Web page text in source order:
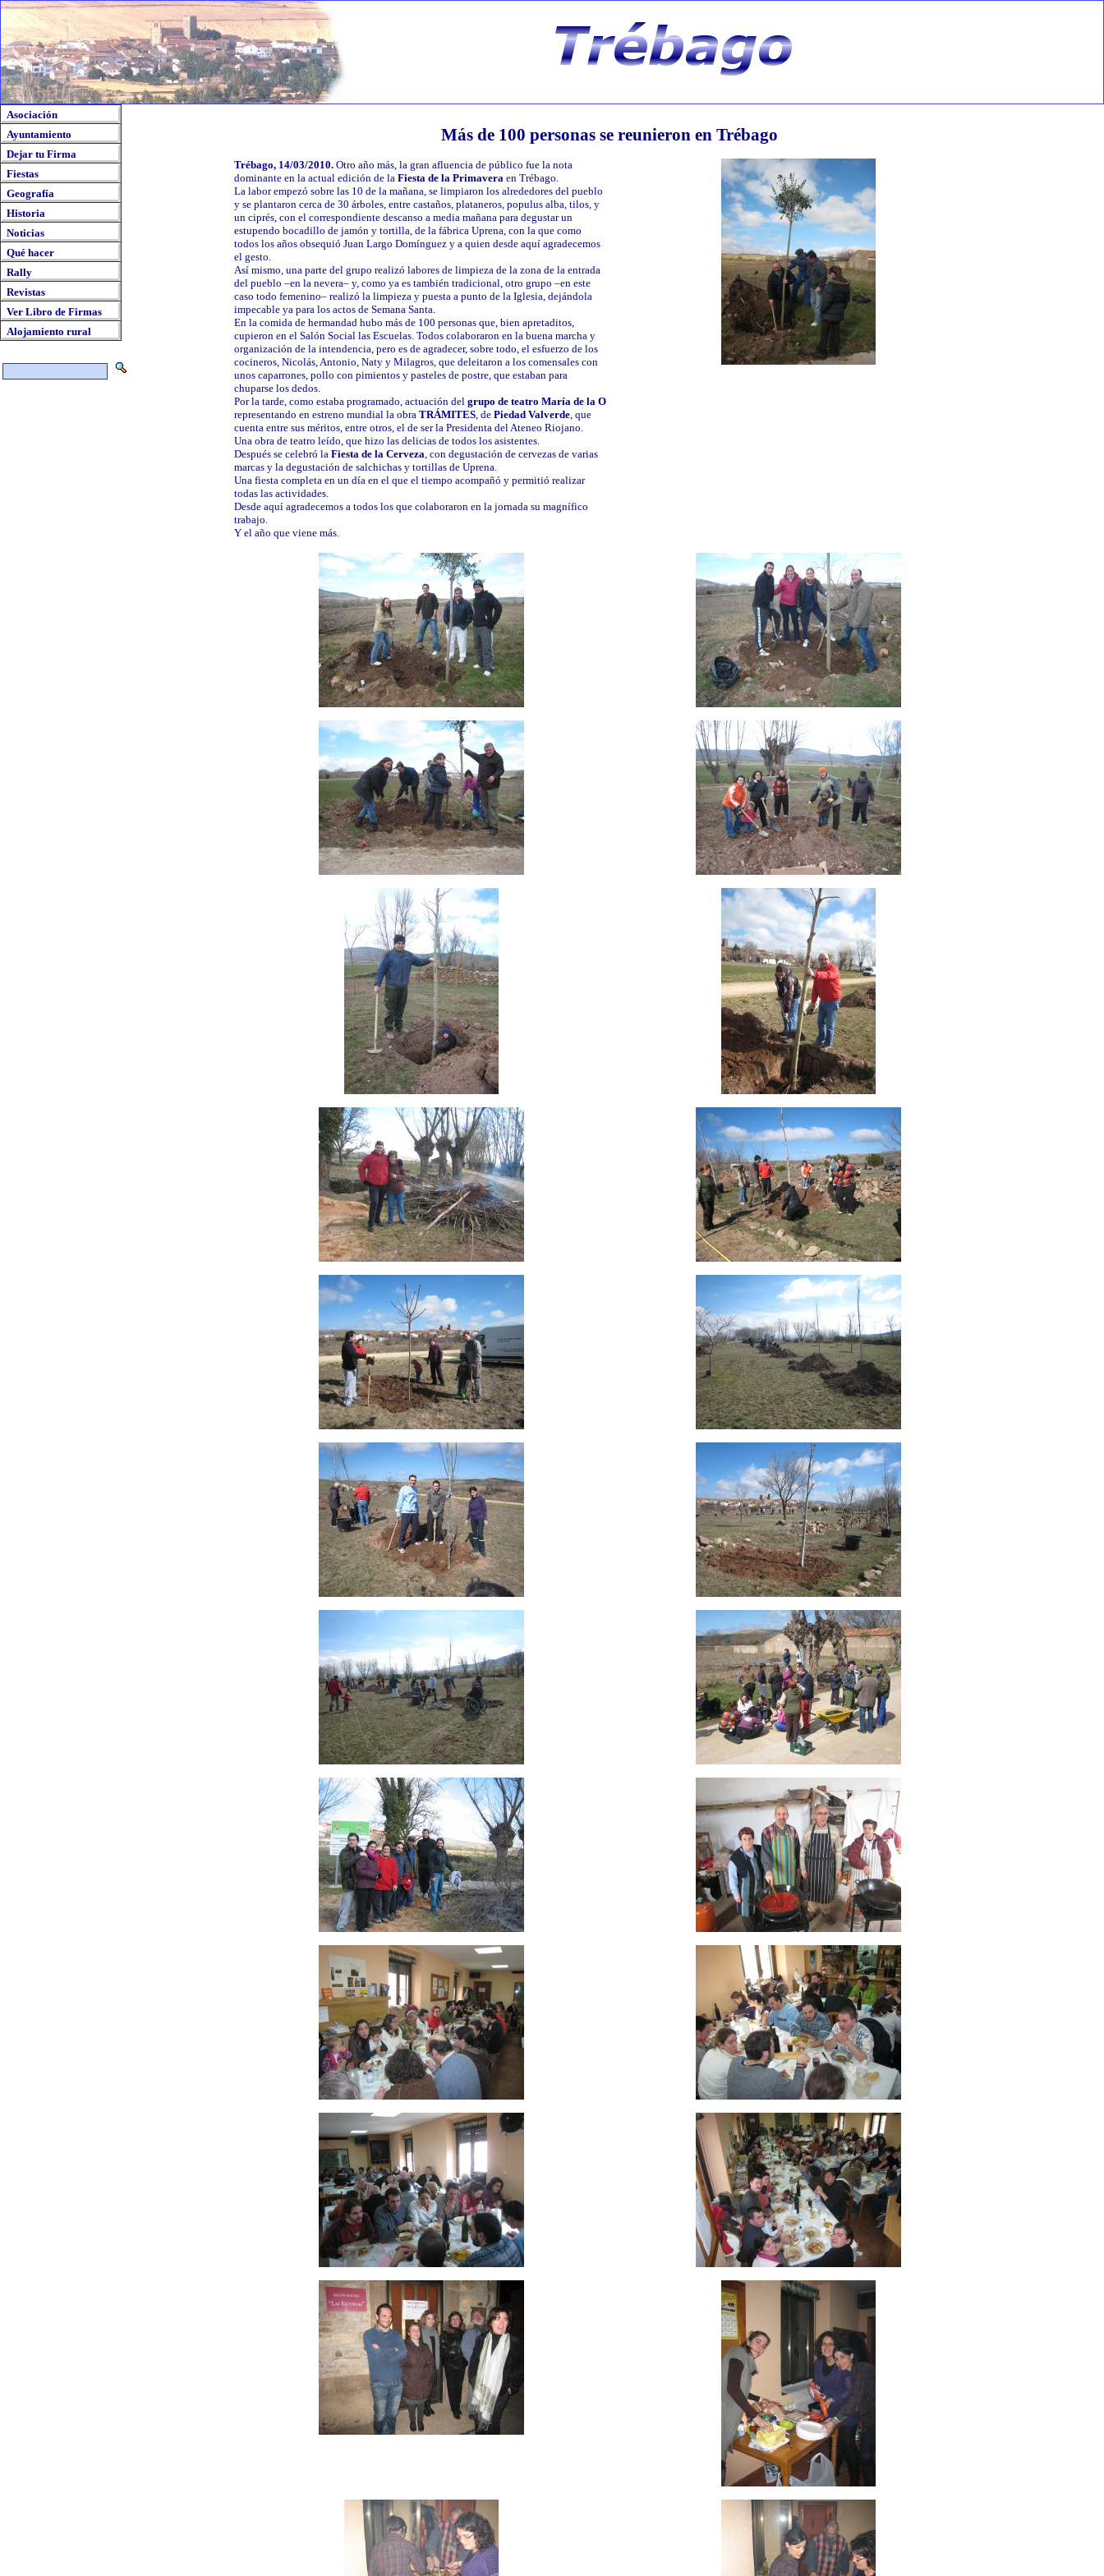
Asociación
Ayuntamiento
Dejar tu Firma
Fiestas
Geografía
Historia
Noticias
Qué hacer
Rally
Revistas
Ver Libro de Firmas
Alojamiento rural
Más de 100 personas se reunieron en Trébago
Trébago, 14/03/2010. Otro año más, la gran afluencia de público fue la nota
dominante en la actual edición de la Fiesta de la Primavera en Trébago.
La labor empezó sobre las 10 de la mañana, se limpiaron los alrededores del pueblo
y se plantaron cerca de 30 árboles, entre castaños, plataneros, populus alba, tilos, y
un ciprés, con el correspondiente descanso a media mañana para degustar un
estupendo bocadillo de jamón y tortilla, de la fábrica Uprena, con la que como
todos los años obsequió Juan Largo Domínguez y a quien desde aquí agradecemos
el gesto.
Así mismo, una parte del grupo realizó labores de limpieza de la zona de la entrada
del pueblo –en la nevera– y, como ya es también tradicional, otro grupo –en este
caso todo femenino– realizó la limpieza y puesta a punto de la Iglesia, dejándola
impecable ya para los actos de Semana Santa.
En la comida de hermandad hubo más de 100 personas que, bien apretaditos,
cupieron en el Salón Social las Escuelas. Todos colaboraron en la buena marcha y
organización de la intendencia, pero es de agradecer, sobre todo, el esfuerzo de los
cocineros, Nicolás, Antonio, Naty y Milagros, que deleitaron a los comensales con
unos caparrones, pollo con pimientos y pasteles de postre, que estaban para
chuparse los dedos.
Por la tarde, como estaba programado, actuación del grupo de teatro María de la O
representando en estreno mundial la obra TRÁMITES, de Piedad Valverde, que
cuenta entre sus méritos, entre otros, el de ser la Presidenta del Ateneo Riojano.
Una obra de teatro leído, que hizo las delicias de todos los asistentes.
Después se celebró la Fiesta de la Cerveza, con degustación de cervezas de varias
marcas y la degustación de salchichas y tortillas de Uprena.
Una fiesta completa en un día en el que el tiempo acompañó y permitió realizar
todas las actividades.
Desde aquí agradecemos a todos los que colaboraron en la jornada su magnífico
trabajo.
Y el año que viene más.